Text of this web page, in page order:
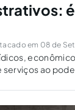
em 08 de
ao